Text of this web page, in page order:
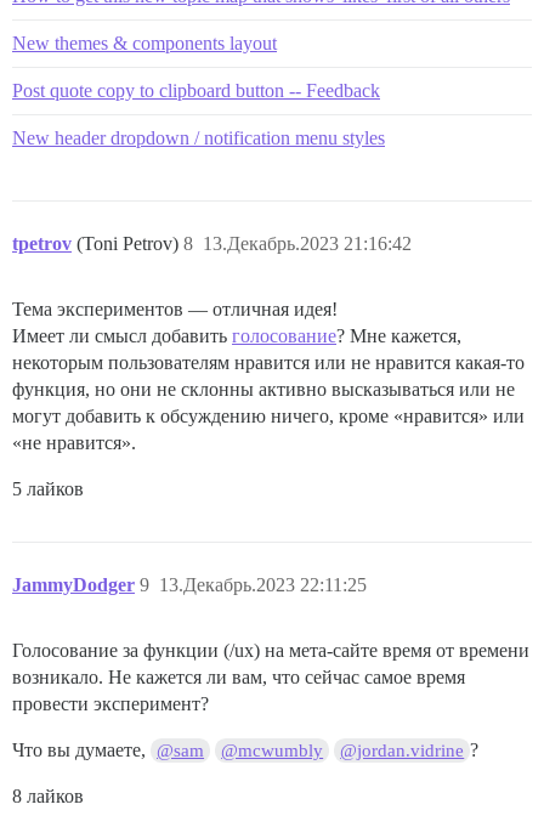
New themes & components layout
Post quote copy to clipboard button -- Feedback
New header dropdown / notification menu styles
tpetrov (Toni Petrov) 13.Декабрь.2023 21:16:42
8
Тема экспериментов — отличная идея!
Имеет ли смысл добавить голосование? Мне кажется,
некоторым пользователям нравится или не нравится какая-то
функция, но они не склонны активно высказываться или не
могут добавить к обсуждению ничего, кроме «нравится» или
«не нравится».
5 лайков
JammyDodger 13.Декабрь.2023 22:11:25
9
Голосование за функции (/ux) на мета-сайте время от времени
возникало. Не кажется ли вам, что сейчас самое время
провести эксперимент?
Что вы думаете, @sam @mcwumbly @jordan.vidrine ?
8 лайков